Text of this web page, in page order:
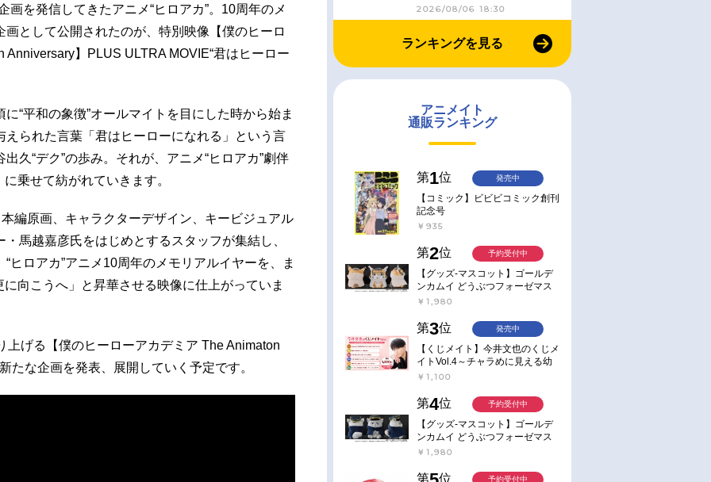
画を発信してきたアニメ“ヒロアカ”。10周年のメ
として公開されたのが、特別映像【僕のヒーロ
Anniversary】PLUS ULTRA MOVIE“君はヒーロー
“平和の象徴”オールマイトを目にした時から始ま
られた言葉「君はヒーローになれる」という言
久“デク”の歩み。それが、アニメ“ヒロアカ”劇伴
乗せて紡がれていきます。
編原画、キャラクターデザイン、キービジュアル
馬越嘉彦氏をはじめとするスタッフが集結し、
ヒロアカ”アニメ10周年のメモリアルイヤーを、ま
向こうへ」と昇華させる映像に仕上がっていま
上げる【僕のヒーローアカデミア The Animaton
たな企画を発表、展開していく予定です。
2026/08/06 18:30
ランキングを見る
アニメイト
通販ランキング
第1位
【コミック】ビビビコミック創刊
記念号
￥935
発売中
第2位
【グッズ-マスコット】ゴールデ
ンカムイ どうぶつフォーゼマス
コット 4.尾形百之助【再販】
￥1,980
予約受付中
第3位
【くじメイト】今井文也のくじメ
イトVol.4～チャラめに見える幼
馴染、実は一途で独占欲が強いん
￥1,100
発売中
第4位
【グッズ-マスコット】ゴールデ
ンカムイ どうぶつフォーゼマス
コット 5.月島軍曹【再販】
￥1,980
予約受付中
第 位 予約受付中